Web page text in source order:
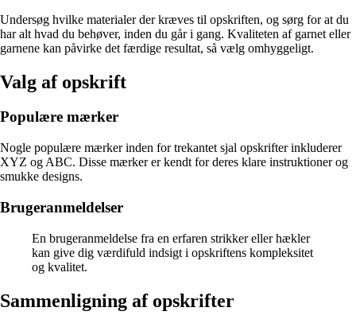
Undersøg hvilke materialer der kræves til opskriften, og sørg for at du
har alt hvad du behøver, inden du går i gang. Kvaliteten af garnet eller
garnene kan påvirke det færdige resultat, så vælg omhyggeligt.
Valg af opskrift
Populære mærker
Nogle populære mærker inden for trekantet sjal opskrifter inkluderer
XYZ og ABC. Disse mærker er kendt for deres klare instruktioner og
smukke designs.
Brugeranmeldelser
En brugeranmeldelse fra en erfaren strikker eller hækler
kan give dig værdifuld indsigt i opskriftens kompleksitet
og kvalitet.
Sammenligning af opskrifter